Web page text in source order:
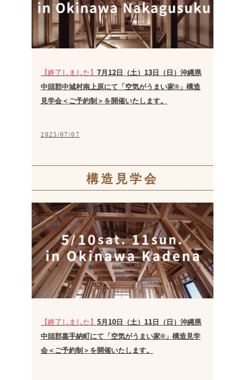
【終了しました】7月12日（土）13日（日）沖縄県
中頭郡中城村南上原にて「空気がうまい家®」構造
見学会＜ご予約制＞を開催いたします。
2025/07/07
構造見学会
【終了しました】5月10日（土）11日（日）沖縄県
中頭郡嘉手納町にて「空気がうまい家®」構造見学
会＜ご予約制＞を開催いたします。